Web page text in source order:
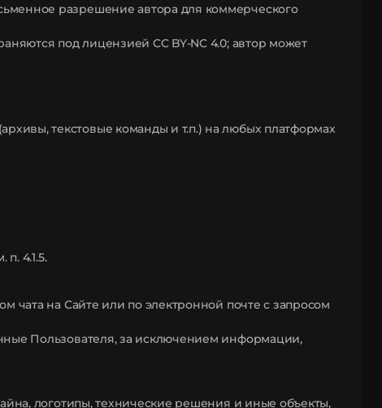
разрешение автора для коммерческого
под лицензией CC BY-NC 4.0; автор может
текстовые команды и т.п.) на любых платформах
4.1.5.
чата на Сайте или по электронной почте с запросом
Пользователя, за исключением информации,
логотипы, технические решения и иные объекты,